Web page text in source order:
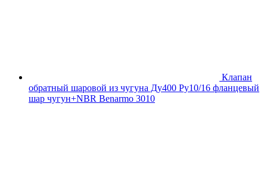
Клапан
обратный шаровой из чугуна Ду400 Ру10/16 фланцевый
шар чугун+NBR Benarmo 3010